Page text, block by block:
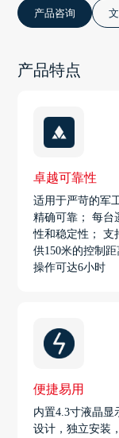
产品咨询
产品特点
卓越可靠性
适用于严苛的军
精确可靠； 每台
性和稳定性； 支
供150米的控制
操作可达6小时
便捷易用
内置4.3寸液晶
设计，独立安装